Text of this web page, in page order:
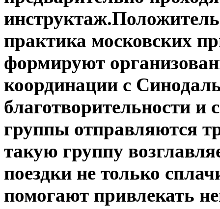
практика московских
формируют
координации с
благотворительности
группы отправляются
такую группу
поездки не только
помогают привлекать